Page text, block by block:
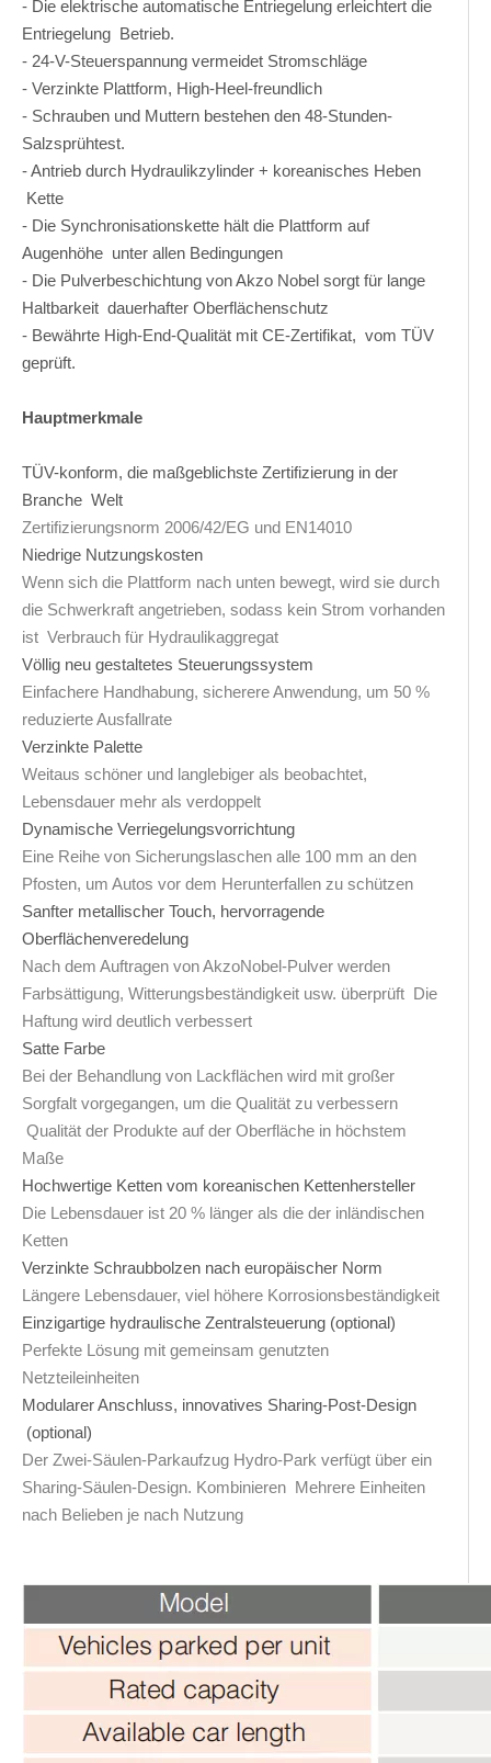
- Die elektrische automatische Entriegelung erleichtert die
Entriegelung Betrieb.
- 24-V-Steuerspannung vermeidet Stromschläge
- Verzinkte Plattform, High-Heel-freundlich
- Schrauben und Muttern bestehen den 48-Stunden-
Salzsprühtest.
- Antrieb durch Hydraulikzylinder + koreanisches Heben
Kette
- Die Synchronisationskette hält die Plattform auf
Augenhöhe unter allen Bedingungen
- Die Pulverbeschichtung von Akzo Nobel sorgt für lange
Haltbarkeit dauerhafter Oberflächenschutz
- Bewährte High-End-Qualität mit CE-Zertifikat, vom TÜV
geprüft.
Hauptmerkmale
TÜV-konform, die maßgeblichste Zertifizierung in der
Branche Welt
Zertifizierungsnorm 2006/42/EG und EN14010
Niedrige Nutzungskosten
Wenn sich die Plattform nach unten bewegt, wird sie durch
die Schwerkraft angetrieben, sodass kein Strom vorhanden
ist Verbrauch für Hydraulikaggregat
Völlig neu gestaltetes Steuerungssystem
Einfachere Handhabung, sicherere Anwendung, um 50 %
reduzierte Ausfallrate
Verzinkte Palette
Weitaus schöner und langlebiger als beobachtet,
Lebensdauer mehr als verdoppelt
Dynamische Verriegelungsvorrichtung
Eine Reihe von Sicherungslaschen alle 100 mm an den
Pfosten, um Autos vor dem Herunterfallen zu schützen
Sanfter metallischer Touch, hervorragende
Oberflächenveredelung
Nach dem Auftragen von AkzoNobel-Pulver werden
Farbsättigung, Witterungsbeständigkeit usw. überprüft Die
Haftung wird deutlich verbessert
Satte Farbe
Bei der Behandlung von Lackflächen wird mit großer
Sorgfalt vorgegangen, um die Qualität zu verbessern
Qualität der Produkte auf der Oberfläche in höchstem
Maße
Hochwertige Ketten vom koreanischen Kettenhersteller
Die Lebensdauer ist 20 % länger als die der inländischen
Ketten
Verzinkte Schraubbolzen nach europäischer Norm
Längere Lebensdauer, viel höhere Korrosionsbeständigkeit
Einzigartige hydraulische Zentralsteuerung (optional)
Perfekte Lösung mit gemeinsam genutzten
Netzteileinheiten
Modularer Anschluss, innovatives Sharing-Post-Design
(optional)
Der Zwei-Säulen-Parkaufzug Hydro-Park verfügt über ein
Sharing-Säulen-Design. Kombinieren Mehrere Einheiten
nach Belieben je nach Nutzung